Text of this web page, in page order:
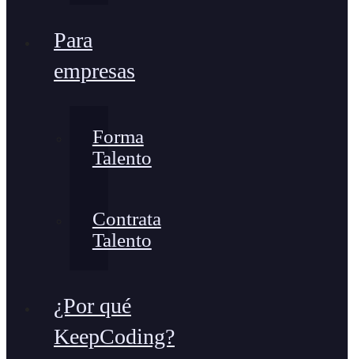
Para
empresas
Forma
Talento
Contrata
Talento
¿Por qué
KeepCoding?